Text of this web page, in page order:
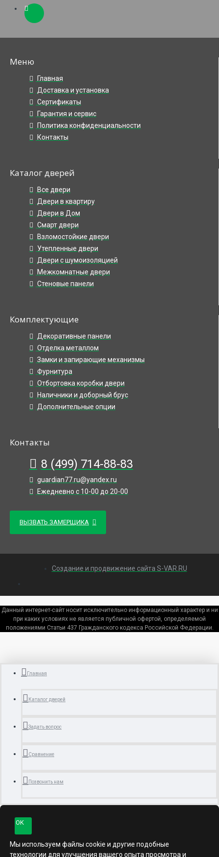
Меню
Главная
Доставка и установка
Сертификаты
Гарантия и сервис
Политика конфиденциальности
Контакты
Каталог дверей
Все двери
Двери в квартиру
Двери в Дом
Смарт двери
Взломостойкие двери
Утепленные двери
Двери с шумоизоляцией
Межкомнатные двери
Стеновые панели
Комплектующие
Декоративные панели
Отделка металлом
Замки и запирающие механизмы
Фурнитура
Отбортовка коробки двери
Наличники и доборный брус
Дополнительные опции
Контакты
8 (499) 714-88-83
guardian77.ru@yandex.ru
Ежедневно с 10-00 до 20-00
ВЫЗВАТЬ ЗАМЕРЩИКА
Создание и продвижение сайта S-VAR.RU
Данный интернет-сайт носит исключительно информационный характер и ни
при каких условиях не является публичной офертой, определяемой
положениями Статьи 437 Гражданского кодекса Российской Федерации.
Главная
Каталог дверей
Задать вопрос
Сравнение
Позвонить нам
OK
Мы используем файлы cookie и другие подобные
технологии для улучшения вашего опыта просмотра и